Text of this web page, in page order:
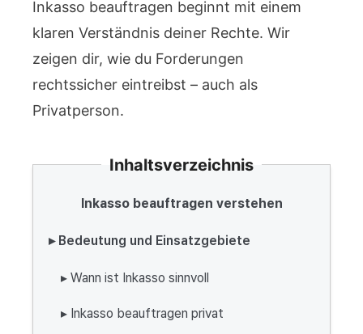
Inkasso beauftragen beginnt mit einem
klaren Verständnis deiner Rechte. Wir
zeigen dir, wie du Forderungen
rechtssicher eintreibst – auch als
Privatperson.
Inhaltsverzeichnis
Inkasso beauftragen verstehen
▸ Bedeutung und Einsatzgebiete
▸ Wann ist Inkasso sinnvoll
▸ Inkasso beauftragen privat